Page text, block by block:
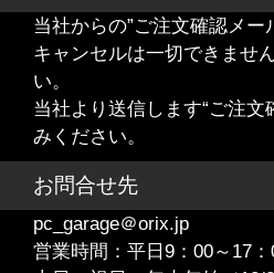
当社からの”ご注文確認メー
キャンセルは一切できませ
い。
当社より送信します“ご注文
みください。
お問合せ先
pc_garage＠orix.jp
営業時間：平日9：00～17